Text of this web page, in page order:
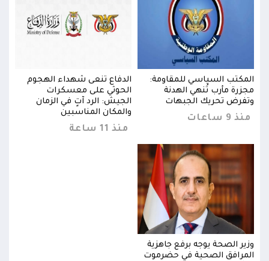
المكتب السياسي للمقاومة:
مجزرة مأرب تُنهي الهدنة
وتفرض تحريك الجبهات
منذ 9 ساعات
الدفاع تنعى شهداء الهجوم
الحوثي على معسكرات
الجيش: الرد آتٍ في الزمان
والمكان المناسبين
منذ 11 ساعة
وزير الصحة يوجه برفع جاهزية
المرافق الصحية في حضرموت